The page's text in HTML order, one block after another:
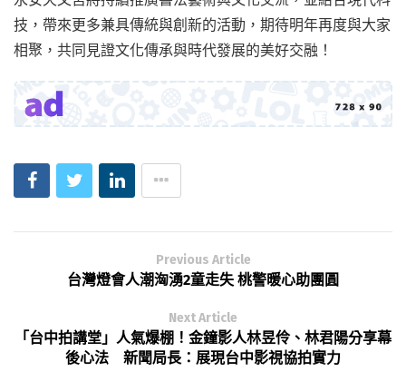
技，帶來更多兼具傳統與創新的活動，期待明年再度與大家
相聚，共同見證文化傳承與時代發展的美好交融！
Previous Article
台灣燈會人潮洶湧2童走失 桃警暖心助團圓
Next Article
「台中拍講堂」人氣爆棚！金鐘影人林昱伶、林君陽分享幕
後心法 新聞局長：展現台中影視協拍實力